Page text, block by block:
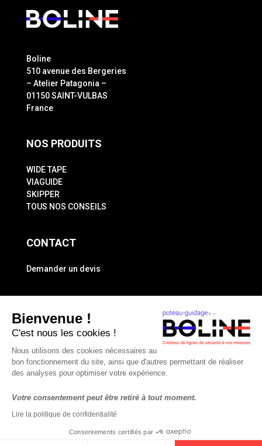
Boline
510 avenue des Bergeries
– Atelier Patagonia –
01150 SAINT-VULBAS
France
NOS PRODUITS
WIDE TAPE
VIAGUIDE
SKIPPER
TOUS NOS CONSEILS
CONTACT
Demander un devis
Mentions légales
© BOLINE 2021 Tous droits réservés | Site web propulsé par
Bienvenue !
C'est nous les cookies !
Nous utilisons des cookies nécessaires au
bon fonctionnement du site, ainsi que d'autres permettant de réaliser
des analyses pour optimiser votre expérience.
Votre consentement peut être retiré à tout moment.
Lire la politique de confidentialité
Consentements certifiés par